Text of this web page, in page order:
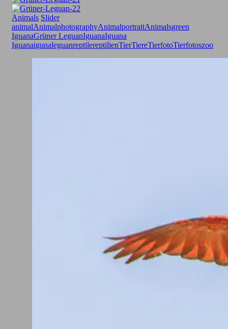
Animals Slider
animalAnimalphotographyAnimalportraitAnimalsgreen
IguanaGrüner LeguanIguanaIguana
IguanaigunaleguanreptilereptilienTierTiereTierfotoTierfotoszoo